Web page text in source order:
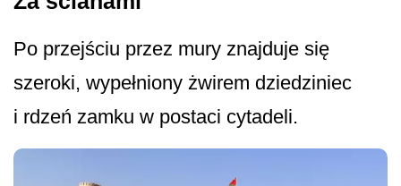
Po przejściu przez mury znajduje się
szeroki, wypełniony żwirem dziedziniec
i rdzeń zamku w postaci cytadeli.